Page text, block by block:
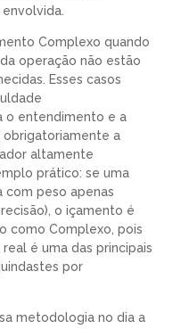
Complexo quando
operação não estão
Esses casos
o entendimento e a
obrigatoriamente a
altamente
prático: se uma
com peso apenas
o içamento é
como Complexo, pois
é uma das principais
por
metodologia no dia a